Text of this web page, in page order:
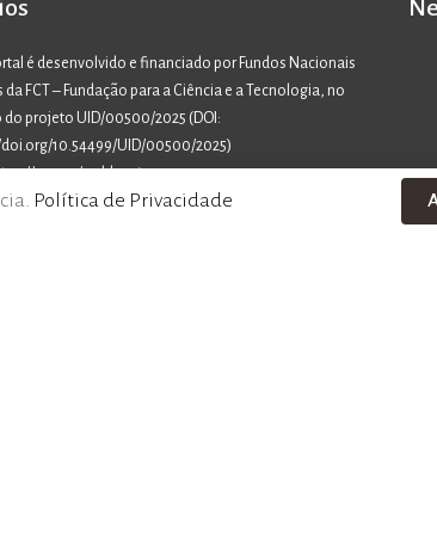
é desenvolvido e financiado por Fundos Nacionais
da FCT – Fundação para a Ciência e a Tecnologia, no
do projeto UID/00500/2025 ( DOI:
10.54499/UID/00500/2025)
ror.org/00bbp3619
Política de Privacidade